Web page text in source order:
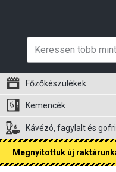
Főzőkészülékek
Kemencék
Kávézó, fagylalt és gofri
Megnyitottuk új